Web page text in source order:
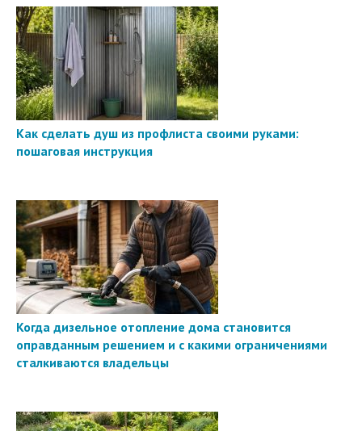
Как сделать душ из профлиста своими руками:
пошаговая инструкция
Когда дизельное отопление дома становится
оправданным решением и с какими ограничениями
сталкиваются владельцы